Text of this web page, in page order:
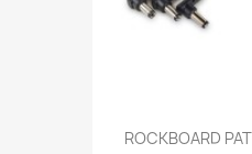
ROCKBOARD